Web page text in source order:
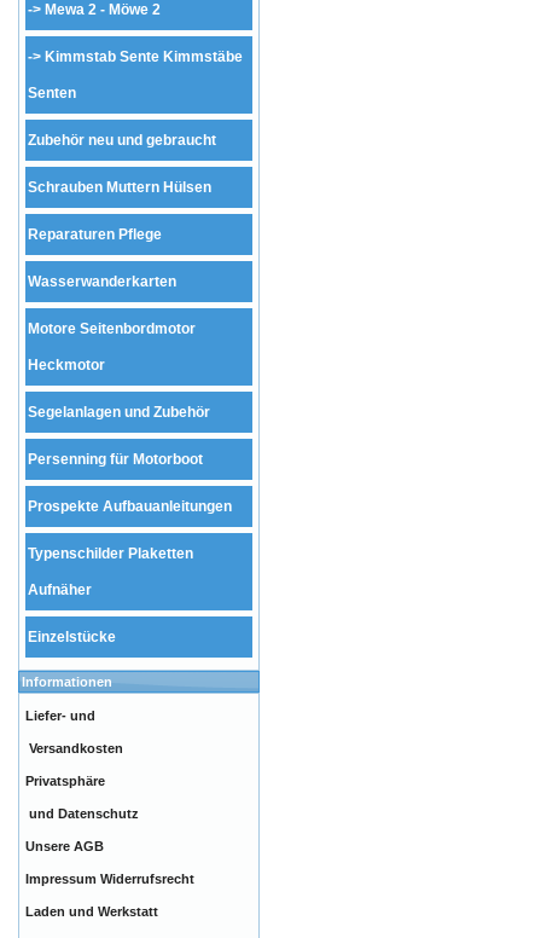
-> Mewa 2 - Möwe 2
-> Kimmstab Sente Kimmstäbe
Senten
Zubehör neu und gebraucht
Schrauben Muttern Hülsen
Reparaturen Pflege
Wasserwanderkarten
Motore Seitenbordmotor
Heckmotor
Segelanlagen und Zubehör
Persenning für Motorboot
Prospekte Aufbauanleitungen
Typenschilder Plaketten
Aufnäher
Einzelstücke
Informationen
Liefer- und
Versandkosten
Privatsphäre
und Datenschutz
Unsere AGB
Impressum Widerrufsrecht
Laden und Werkstatt